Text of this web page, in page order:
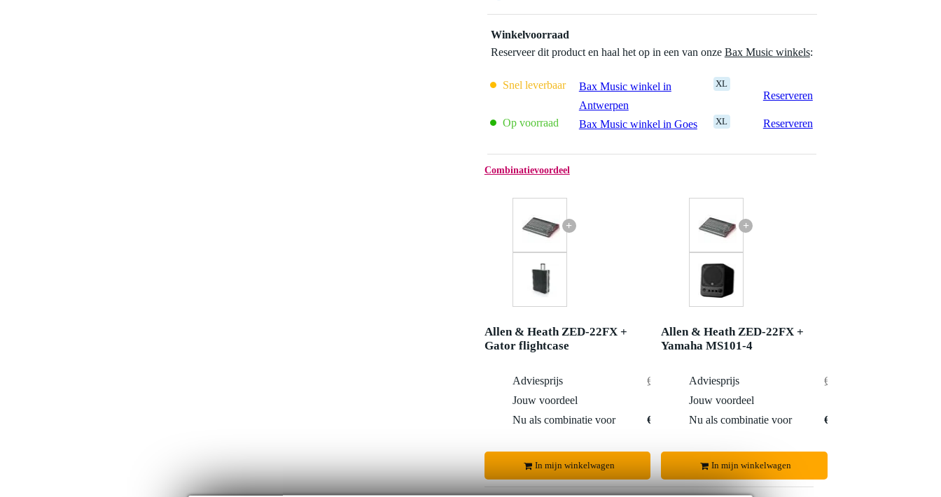
Winkelvoorraad
Reserveer dit product en haal het op in een van onze Bax Music winkels:
Snel leverbaar
Bax Music winkel in
Antwerpen
XL
Reserveren
Op voorraad Bax Music winkel in Goes XL Reserveren
Combinatievoordeel
+
Allen & Heath ZED-22FX +
Gator flightcase
Adviesprijs
€ 963,-
Jouw voordeel
Nu als combinatie voor
€ 948,-
In mijn winkelwagen
+
Allen & Heath ZED-22FX +
Yamaha MS101-4
Adviesprijs
€ 928,-
Jouw voordeel
Nu als combinatie voor
€ 920,-
In mijn winkelwagen